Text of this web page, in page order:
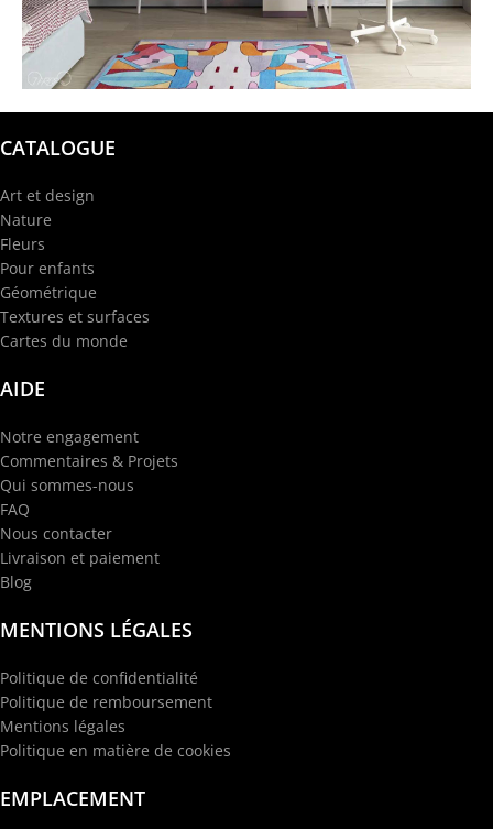
@garba.design
CATALOGUE
Art et design
Nature
Fleurs
Pour enfants
Géométrique
Textures et surfaces
Cartes du monde
AIDE
Notre engagement
Commentaires & Projets
Qui sommes-nous
FAQ
Nous contacter
Livraison et paiement
Blog
MENTIONS LÉGALES
Politique de confidentialité
Politique de remboursement
Mentions légales
Politique en matière de cookies
EMPLACEMENT